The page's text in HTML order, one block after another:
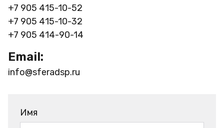
+7 905 415-10-52
+7 905 415-10-32
+7 905 414-90-14
Email:
info@sferadsp.ru
Имя